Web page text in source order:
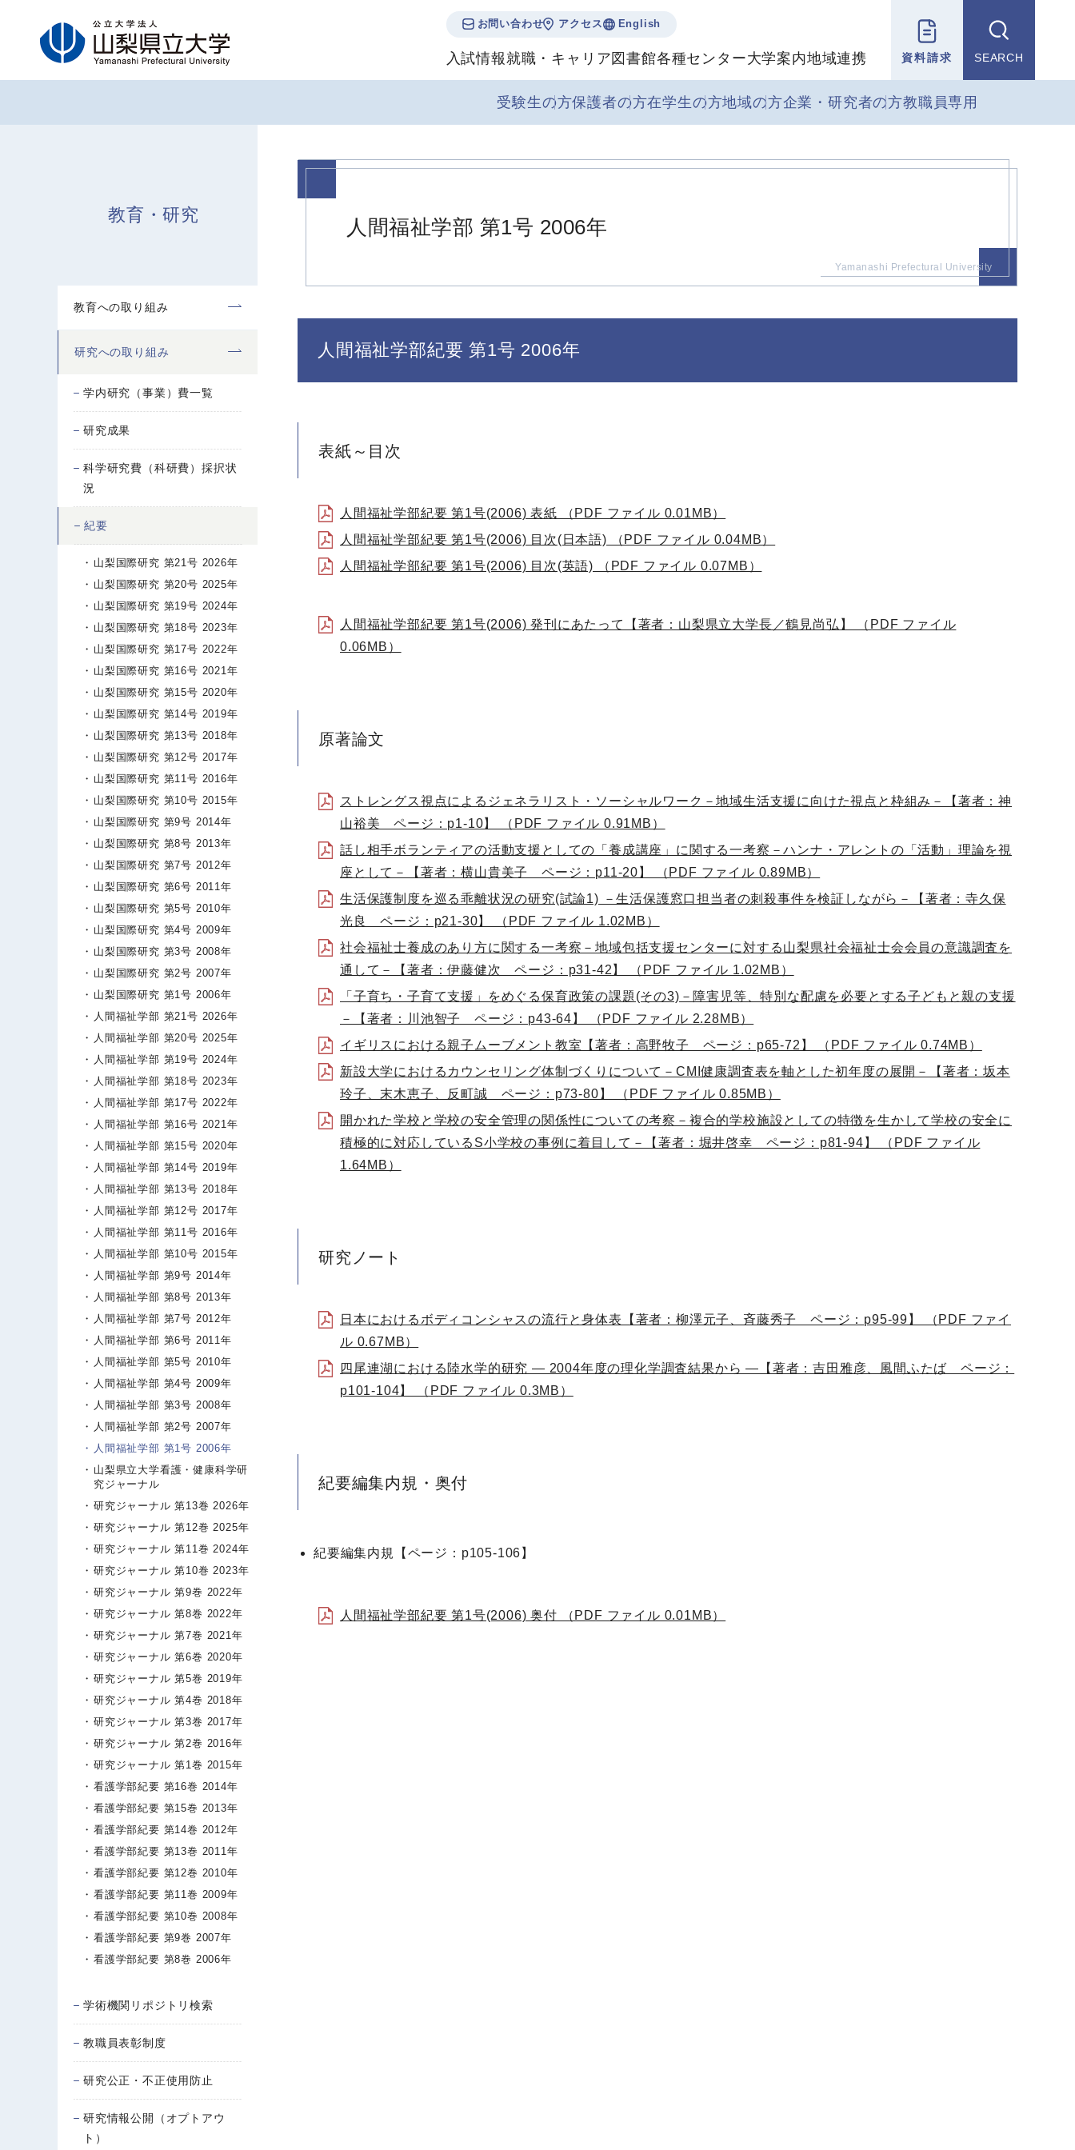
バ
ー
お問い合わせ アクセス English
入試情報就職・キャリア 図書館各種センター大学案内地域連携 資料請求 SEARCH
受験生の方保護者の方在学生の方地域の方企業・研究者の方教職員専用
人間福祉学部 第1号 2006年
人間福祉学部紀要 第1号 2006年
表紙～目次
人間福祉学部紀要 第1号(2006) 表紙 （PDF ファイル 0.01MB）
人間福祉学部紀要 第1号(2006) 目次(日本語) （PDF ファイル 0.04MB）
人間福祉学部紀要 第1号(2006) 目次(英語) （PDF ファイル 0.07MB）
人間福祉学部紀要 第1号(2006) 発刊にあたって【著者：山梨県立大学長／鶴見尚弘】 （PDF ファイル
0.06MB）
原著論文
ストレングス視点によるジェネラリスト・ソーシャルワーク－地域生活支援に向けた視点と枠組み－【著者：神
山裕美 ページ：p1-10】 （PDF ファイル 0.91MB）
話し相手ボランティアの活動支援としての「養成講座」に関する一考察－ハンナ・アレントの「活動」理論を視
座として－【著者：横山貴美子 ページ：p11-20】 （PDF ファイル 0.89MB）
生活保護制度を巡る乖離状況の研究(試論1) －生活保護窓口担当者の刺殺事件を検証しながら－【著者：寺久保
光良 ページ：p21-30】 （PDF ファイル 1.02MB）
社会福祉士養成のあり方に関する一考察－地域包括支援センターに対する山梨県社会福祉士会会員の意識調査を
通して－【著者：伊藤健次 ページ：p31-42】 （PDF ファイル 1.02MB）
「子育ち・子育て支援」をめぐる保育政策の課題(その3)－障害児等、特別な配慮を必要とする子どもと親の支援
－【著者：川池智子 ページ：p43-64】 （PDF ファイル 2.28MB）
イギリスにおける親子ムーブメント教室【著者：高野牧子 ページ：p65-72】 （PDF ファイル 0.74MB）
新設大学におけるカウンセリング体制づくりについて－CMI健康調査表を軸とした初年度の展開－【著者：坂本
玲子、末木恵子、反町誠 ページ：p73-80】 （PDF ファイル 0.85MB）
開かれた学校と学校の安全管理の関係性についての考察－複合的学校施設としての特徴を生かして学校の安全に
積極的に対応しているS小学校の事例に着目して－【著者：堀井啓幸 ページ：p81-94】 （PDF ファイル
1.64MB）
研究ノート
日本におけるボディコンシャスの流行と身体表【著者：柳澤元子、斉藤秀子 ページ：p95-99】 （PDF ファイ
ル 0.67MB）
四尾連湖における陸水学的研究 ― 2004年度の理化学調査結果から ―【著者：吉田雅彦、風間ふたば ページ：
p101-104】 （PDF ファイル 0.3MB）
紀要編集内規・奥付
紀要編集内規【ページ：p105-106】
人間福祉学部紀要 第1号(2006) 奥付 （PDF ファイル 0.01MB）
教育・研究
教育への取り組み
研究への取り組み
学内研究（事業）費一覧
研究成果
科学研究費（科研費）採択状
況
紀要
山梨国際研究 第21号 2026年
山梨国際研究 第20号 2025年
山梨国際研究 第19号 2024年
山梨国際研究 第18号 2023年
山梨国際研究 第17号 2022年
山梨国際研究 第16号 2021年
山梨国際研究 第15号 2020年
山梨国際研究 第14号 2019年
山梨国際研究 第13号 2018年
山梨国際研究 第12号 2017年
山梨国際研究 第11号 2016年
山梨国際研究 第10号 2015年
山梨国際研究 第9号 2014年
山梨国際研究 第8号 2013年
山梨国際研究 第7号 2012年
山梨国際研究 第6号 2011年
山梨国際研究 第5号 2010年
山梨国際研究 第4号 2009年
山梨国際研究 第3号 2008年
山梨国際研究 第2号 2007年
山梨国際研究 第1号 2006年
人間福祉学部 第21号 2026年
人間福祉学部 第20号 2025年
人間福祉学部 第19号 2024年
人間福祉学部 第18号 2023年
人間福祉学部 第17号 2022年
人間福祉学部 第16号 2021年
人間福祉学部 第15号 2020年
人間福祉学部 第14号 2019年
人間福祉学部 第13号 2018年
人間福祉学部 第12号 2017年
人間福祉学部 第11号 2016年
人間福祉学部 第10号 2015年
人間福祉学部 第9号 2014年
人間福祉学部 第8号 2013年
人間福祉学部 第7号 2012年
人間福祉学部 第6号 2011年
人間福祉学部 第5号 2010年
人間福祉学部 第4号 2009年
人間福祉学部 第3号 2008年
人間福祉学部 第2号 2007年
人間福祉学部 第1号 2006年
山梨県立大学看護・健康科学研
究ジャーナル
研究ジャーナル 第13巻 2026年
研究ジャーナル 第12巻 2025年
研究ジャーナル 第11巻 2024年
研究ジャーナル 第10巻 2023年
研究ジャーナル 第9巻 2022年
研究ジャーナル 第8巻 2022年
研究ジャーナル 第7巻 2021年
研究ジャーナル 第6巻 2020年
研究ジャーナル 第5巻 2019年
研究ジャーナル 第4巻 2018年
研究ジャーナル 第3巻 2017年
研究ジャーナル 第2巻 2016年
研究ジャーナル 第1巻 2015年
看護学部紀要 第16巻 2014年
看護学部紀要 第15巻 2013年
看護学部紀要 第14巻 2012年
看護学部紀要 第13巻 2011年
看護学部紀要 第12巻 2010年
看護学部紀要 第11巻 2009年
看護学部紀要 第10巻 2008年
看護学部紀要 第9巻 2007年
看護学部紀要 第8巻 2006年
学術機関リポジトリ検索
教職員表彰制度
研究公正・不正使用防止
研究情報公開（オプトアウ
ト）